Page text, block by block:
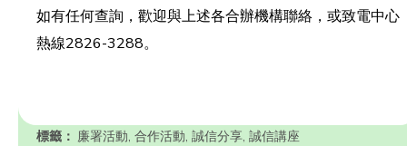
如有任何查詢，歡迎與上述各合辦機構聯絡，或致電中心
熱線2826-3288。
標籤： 廉署活動, 合作活動, 誠信分享, 誠信講座